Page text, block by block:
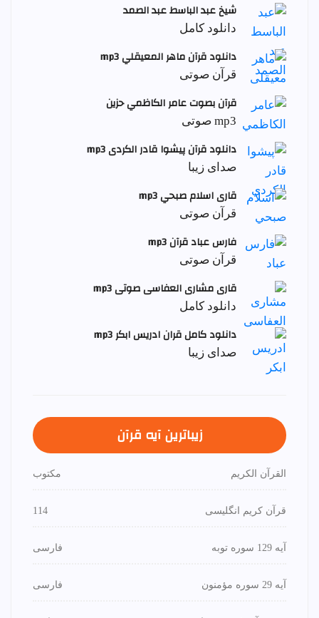
شيخ عبد الباسط عبد الصمد
دانلود کامل
دانلود قرآن ماهر المعيقلي mp3
قرآن صوتی
قرآن بصوت عامر الكاظمي حزين
mp3 صوتی
دانلود قرآن پیشوا قادر الکردی mp3
صدای زیبا
قاری اسلام صبحي mp3
قرآن صوتی
فارس عباد قرآن mp3
قرآن صوتی
قاری مشاری العفاسی صوتی mp3
دانلود کامل
دانلود کامل قران ادریس ابکر mp3
صدای زیبا
زیباترین آیه قرآن
القرآن الكريم مكتوب
قرآن کریم انگلیسی 114
آیه 129 سوره توبه فارسی
آیه 29 سوره مؤمنون فارسی